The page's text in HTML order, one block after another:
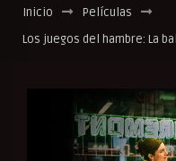
Inicio
Películas
Los juegos del hambre: La